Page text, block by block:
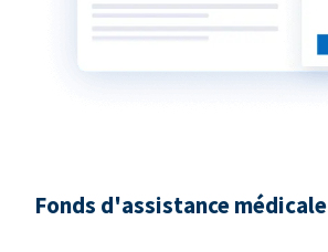
Fonds d'assistance médicale